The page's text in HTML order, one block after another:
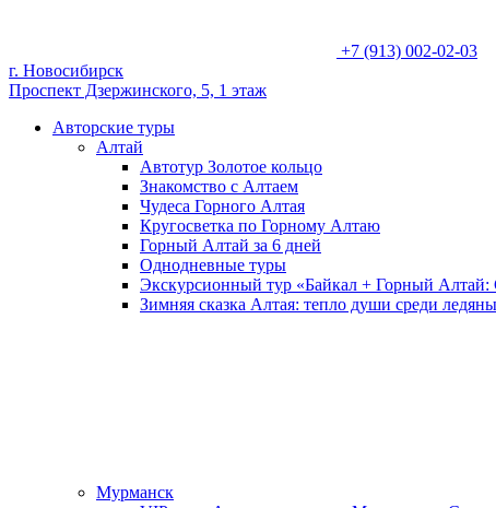
+7 (913) 002-02-03
г. Новосибирск
Проспект Дзержинского, 5, 1 этаж
Авторские туры
Алтай
Автотур Золотое кольцо
Знакомство с Алтаем
Чудеса Горного Алтая
Кругосветка по Горному Алтаю
Горный Алтай за 6 дней
Однодневные туры
Экскурсионный тур «Байкал + Горный Алтай:
Зимняя сказка Алтая: тепло души среди
Мурманск